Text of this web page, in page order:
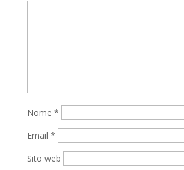
Nome *
Email *
Sito web